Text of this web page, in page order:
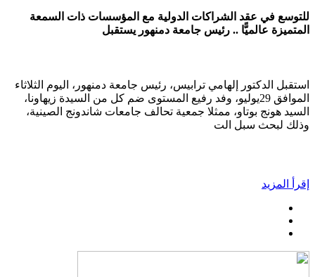
للتوسع في عقد الشراكات الدولية مع المؤسسات ذات السمعة
المتميزة عالميًّا .. رئيس جامعة دمنهور يستقبل
استقبل الدكتور إلهامي ترابيس، رئيس جامعة دمنهور، اليوم الثلاثاء
الموافق 29يوليو، وفد رفيع المستوى ضم كل من السيدة زيهاونا،
السيد هونج بوتاو، ممثلا جمعية تحالف جامعات شاندونج الصينية،
وذلك لبحث سبل الت
إقرأ المزيد